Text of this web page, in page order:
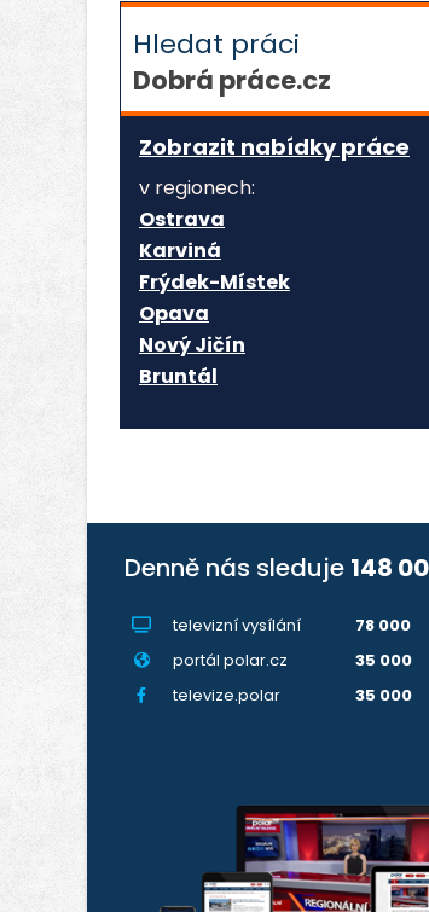
Hledat práci
Dobrá práce.cz
Zobrazit nabídky práce
v regionech:
Ostrava
Karviná
Frýdek-Místek
Opava
Nový Jičín
Bruntál
Denně nás sleduje 148
televizní vysílání
78 000
portál polar.cz
35 000
televize.polar
35 000